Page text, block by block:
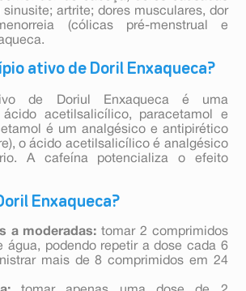
sinusite; artrite; dores musculares, dor
(cólicas pré-menstrual e
ativo de Doril Enxaqueca?
de Doriul Enxaqueca é uma
acetilsalicílico, paracetamol e
é um analgésico e antipirético
o ácido acetilsalicílico é analgésico
A cafeína potencializa o efeito
Enxaqueca?
a moderadas: tomar 2 comprimidos
água, podendo repetir a dose cada 6
mais de 8 comprimidos em 24